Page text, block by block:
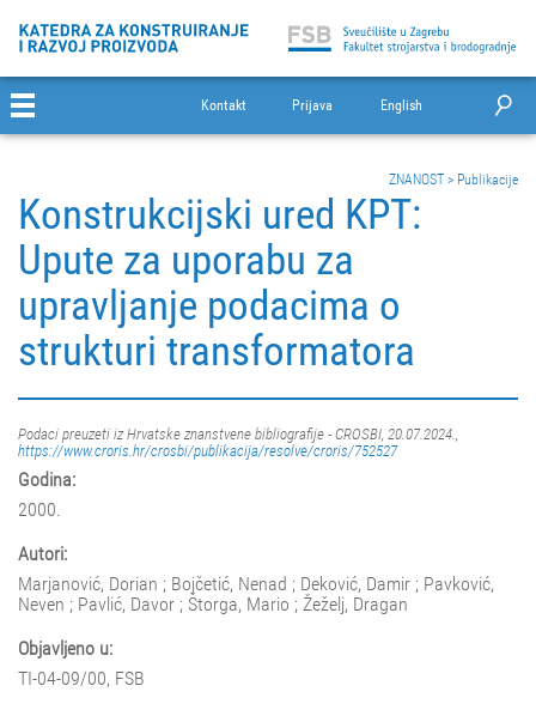
Kontakt Prijava English
ZNANOST > Publikacije
Konstrukcijski ured KPT:
Upute za uporabu za
upravljanje podacima o
strukturi transformatora
Podaci preuzeti iz Hrvatske znanstvene bibliografije - CROSBI, 20.07.2024.,
https://www.croris.hr/crosbi/publikacija/resolve/croris/752527
Godina:
2000.
Autori:
Marjanović, Dorian ; Bojčetić, Nenad ; Deković, Damir ; Pavković,
Neven ; Pavlić, Davor ; Štorga, Mario ; Žeželj, Dragan
Objavljeno u:
TI-04-09/00, FSB